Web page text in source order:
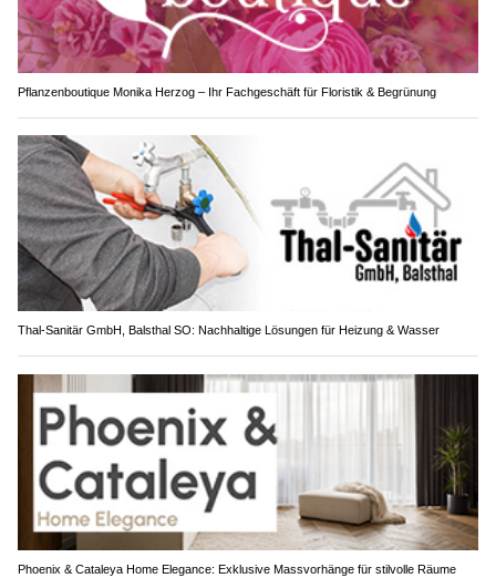
Pflanzenboutique Monika Herzog – Ihr Fachgeschäft für Floristik & Begrünung
Thal-Sanitär GmbH, Balsthal SO: Nachhaltige Lösungen für Heizung & Wasser
Phoenix & Cataleya Home Elegance: Exklusive Massvorhänge für stilvolle Räume